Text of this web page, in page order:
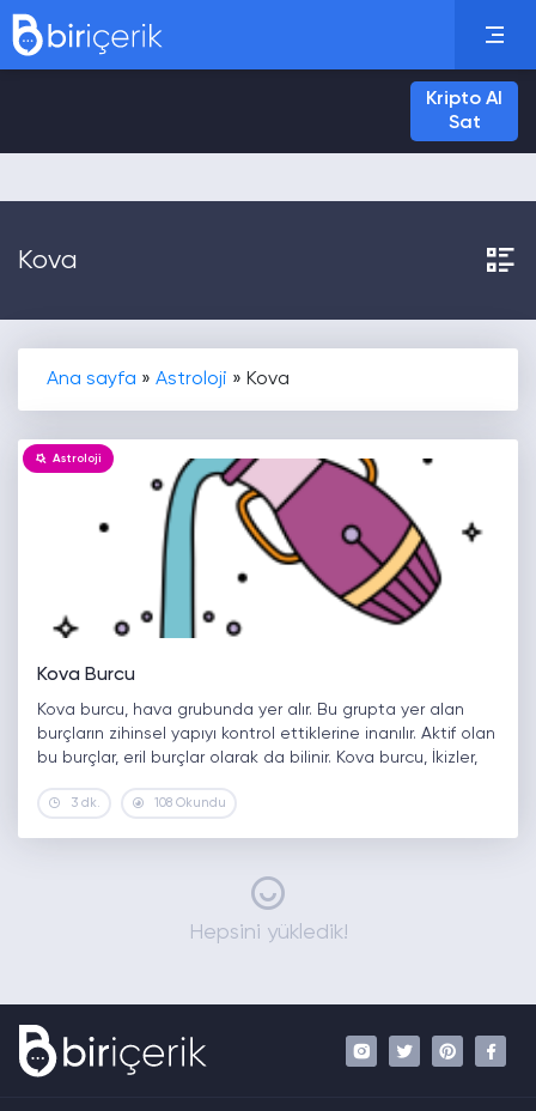
Kripto Al
Sat
Kova
Ana sayfa » Astroloji » Kova
Astroloji
Kova Burcu
Kova burcu, hava grubunda yer alır. Bu grupta yer alan
burçların zihinsel yapıyı kontrol ettiklerine inanılır. Aktif olan
bu burçlar, eril burçlar olarak da bilinir. Kova burcu, İkizler,
3 dk. 108 Okundu
Hepsini yükledik!